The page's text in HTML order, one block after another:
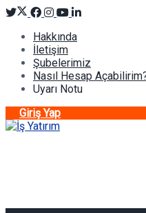
Hakkında
İletişim
Şubelerimiz
Nasıl Hesap
Uyarı Notu
Giriş Yap